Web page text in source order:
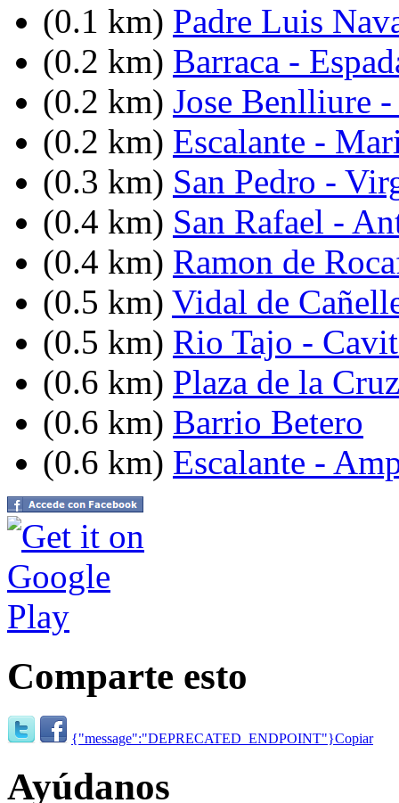
(0.1 km) Padre Luis
(0.2 km) Barraca -
(0.2 km) Jose Benlliure
(0.2 km) Escalante -
(0.3 km) San Pedro -
(0.4 km) San Rafael -
(0.4 km) Ramon de
(0.5 km) Vidal de
(0.5 km) Rio Tajo -
(0.6 km) Plaza de la
(0.6 km) Barrio Betero
(0.6 km) Escalante -
Comparte esto
{"message":"DEPRECATED_ENDPOINT"}Copiar
Ayúdanos